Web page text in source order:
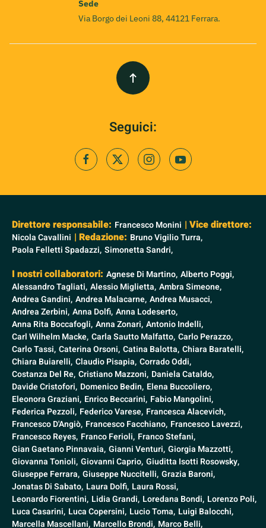
Sede
Via Borgo dei Leoni 88, 44121 Ferrara.
Seguici:
Direttore responsabile: Francesco Monini | Vice direttore:
Nicola Cavallini | Redazione: Bruno Vigilio Turra,
Paola Felletti Spadazzi, Simonetta Sandri,
I nostri collaboratori: Agnese Di Martino, Alberto Poggi,
Alessandro Tagliati, Alessio Miglietta, Ambra Simeone,
Andrea Gandini, Andrea Malacarne, Andrea Musacci,
Andrea Zerbini, Anna Dolfi, Anna Lodeserto,
Anna Rita Boccafogli, Anna Zonari, Antonio Indelli,
Carl Wilhelm Macke, Carla Sautto Malfatto, Carlo Perazzo,
Carlo Tassi, Caterina Orsoni, Catina Balotta, Chiara Baratelli,
Chiara Buiarelli, Claudio Pisapia, Corrado Oddi,
Costanza Del Re, Cristiano Mazzoni, Daniela Cataldo,
Davide Cristofori, Domenico Bedin, Elena Buccoliero,
Eleonora Graziani, Enrico Beccarini, Fabio Mangolini,
Federica Pezzoli, Federico Varese, Francesca Alacevich,
Francesco D'Angiò, Francesco Facchiano, Francesco Lavezzi,
Francesco Reyes, Franco Ferioli, Franco Stefani,
Gian Gaetano Pinnavaia, Gianni Venturi, Giorgia Mazzotti,
Giovanna Tonioli, Giovanni Caprio, Giuditta Isotti Rosowsky,
Giuseppe Ferrara, Giuseppe Nuccitelli, Grazia Baroni,
Jonatas Di Sabato, Laura Dolfi, Laura Rossi,
Leonardo Fiorentini, Lidia Grandi, Loredana Bondi, Lorenzo Poli,
Luca Casarini, Luca Copersini, Lucio Toma, Luigi Balocchi,
Marcella Mascellani, Marcello Brondi, Marco Belli,